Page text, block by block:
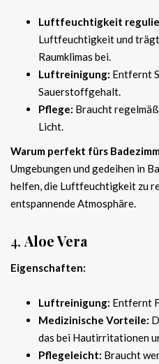
Luftfeuchtigkeit
Luftfeuchtigkeit und
Raumklimas bei.
Luftreinigung: Entfernt
Sauerstoffgehalt.
Pflege: Braucht
Licht.
Warum perfekt fürs
Umgebungen und gedeihen in
helfen, die Luftfeuchtigkeit zu
entspannende Atmosphäre.
4.Aloe Vera
Eigenschaften:
Luftreinigung: Entfernt
Medizinische Vorteile:
das bei Hautirritationen
Pflegeleicht: Braucht